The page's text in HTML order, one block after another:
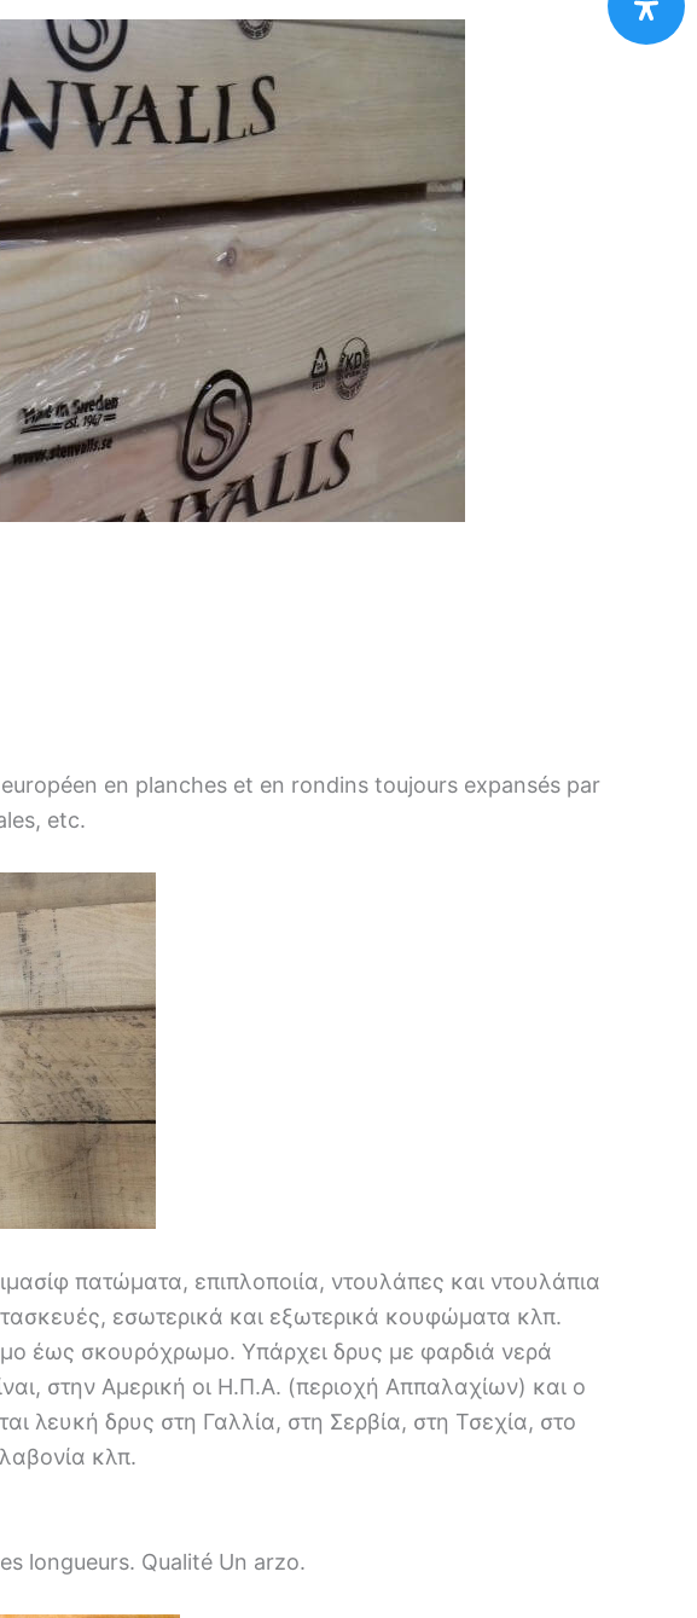
en planches et en rondins toujours expansés par
etc.
πατώματα, επιπλοποιία, ντουλάπες και ντουλάπια
εσωτερικά και εξωτερικά κουφώματα κλπ.
έως σκουρόχρωμο. Υπάρχει δρυς με φαρδιά νερά
στην Αμερική οι Η.Π.Α. (περιοχή Αππαλαχίων) και ο
λευκή δρυς στη Γαλλία, στη Σερβία, στη Τσεχία, στο
κλπ.
longueurs. Qualité Un arzo.